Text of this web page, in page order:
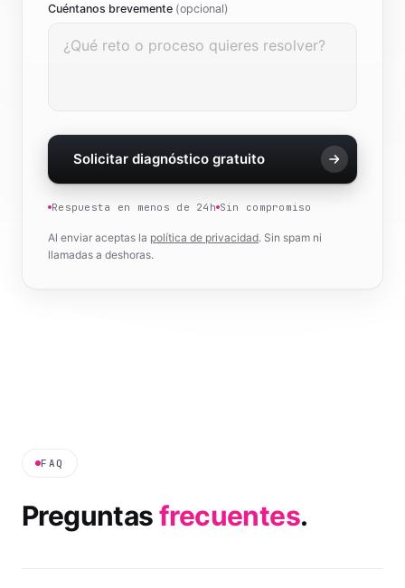
Cuéntanos brevemente (opcional)
Solicitar diagnóstico gratuito
Respuesta en menos de 24h Sin compromiso
Al enviar aceptas la política de privacidad. Sin spam ni
llamadas a deshoras.
FAQ
Preguntasfrecuentes.